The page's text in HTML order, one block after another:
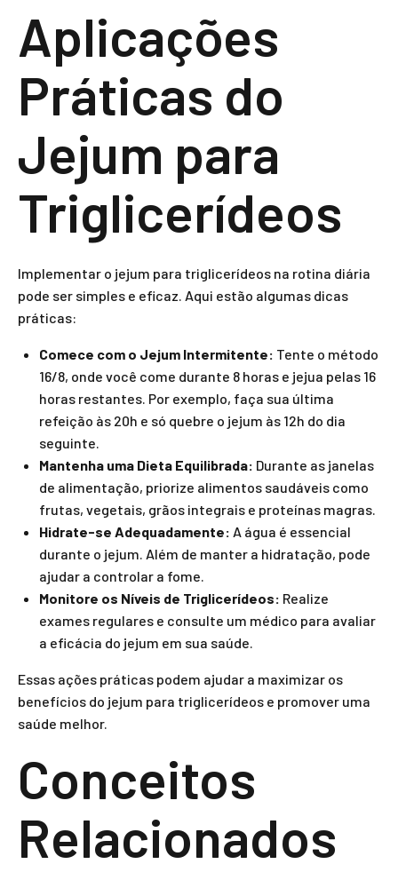
Aplicações
Práticas do
Jejum para
Triglicerídeos
Implementar o jejum para triglicerídeos na rotina diária
pode ser simples e eficaz. Aqui estão algumas dicas
práticas:
Comece com o Jejum Intermitente: Tente o método
16/8, onde você come durante 8 horas e jejua pelas 16
horas restantes. Por exemplo, faça sua última
refeição às 20h e só quebre o jejum às 12h do dia
seguinte.
Mantenha uma Dieta Equilibrada: Durante as janelas
de alimentação, priorize alimentos saudáveis como
frutas, vegetais, grãos integrais e proteínas magras.
Hidrate-se Adequadamente: A água é essencial
durante o jejum. Além de manter a hidratação, pode
ajudar a controlar a fome.
Monitore os Níveis de Triglicerídeos: Realize
exames regulares e consulte um médico para avaliar
a eficácia do jejum em sua saúde.
Essas ações práticas podem ajudar a maximizar os
benefícios do jejum para triglicerídeos e promover uma
saúde melhor.
Conceitos
Relacionados